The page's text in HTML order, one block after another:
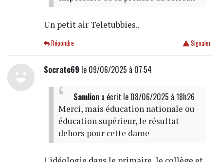
Un petit air Teletubbies..
Signaler
Répondre
Socrate69 le 09/06/2025 à 07:54
Samliona écrit le 08/06/2025 à 18h26
Merci, mais éducation nationale ou
éducation supérieur, le résultat
dehors pour cette dame